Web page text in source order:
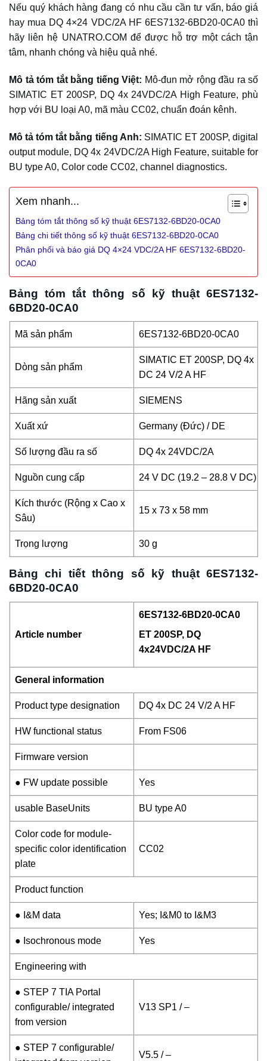
Nếu quý khách hàng đang có nhu cầu cần tư vấn, báo giá
hay mua DQ 4×24 VDC/2A HF 6ES7132-6BD20-0CA0 thì
hãy liên hệ UNATRO.COM để được hỗ trợ một cách tận
tâm, nhanh chóng và hiệu quả nhé.
Mô tả tóm tắt bằng tiếng Việt: Mô-đun mở rộng đầu ra số
SIMATIC ET 200SP, DQ 4x 24VDC/2A High Feature, phù
hợp với BU loại A0, mã màu CC02, chuẩn đoán kênh.
Mô tả tóm tắt bằng tiếng Anh: SIMATIC ET 200SP, digital
output module, DQ 4x 24VDC/2A High Feature, suitable for
BU type A0, Color code CC02, channel diagnostics.
Xem nhanh...
Bảng tóm tắt thông số kỹ thuật 6ES7132-6BD20-0CA0
Bảng chi tiết thông số kỹ thuật 6ES7132-6BD20-0CA0
Phân phối và báo giá DQ 4×24 VDC/2A HF 6ES7132-6BD20-
0CA0
Bảng tóm tắt thông số kỹ thuật 6ES7132-
6BD20-0CA0
Mã sản phẩm 6ES7132-6BD20-0CA0
Dòng sản phẩm
SIMATIC ET 200SP, DQ 4x
DC 24 V/2 A HF
Hãng sản xuất SIEMENS
Xuất xứ Germany (Đức) / DE
Số lượng đầu ra số DQ 4x 24VDC/2A
Nguồn cung cấp 24 V DC (19.2 – 28.8 V DC)
Kích thước (Rộng x Cao x
Sâu)
15 x 73 x 58 mm
Trọng lượng 30 g
Bảng chi tiết thông số kỹ thuật 6ES7132-
6BD20-0CA0
Article number
6ES7132-6BD20-0CA0
ET 200SP, DQ
4x24VDC/2A HF
General information
Product type designation DQ 4x DC 24 V/2 A HF
HW functional status From FS06
Firmware version
● FW update possible Yes
usable BaseUnits BU type A0
Color code for module-
specific color identification
plate
CC02
Product function
● I&M data Yes; I&M0 to I&M3
● Isochronous mode Yes
Engineering with
● STEP 7 TIA Portal
configurable/ integrated
from version
V13 SP1 / –
● STEP 7 configurable/
V5.5 / –